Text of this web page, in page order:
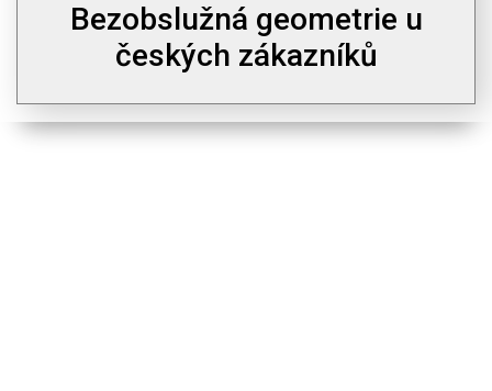
Bezobslužná geometrie u
českých zákazníků